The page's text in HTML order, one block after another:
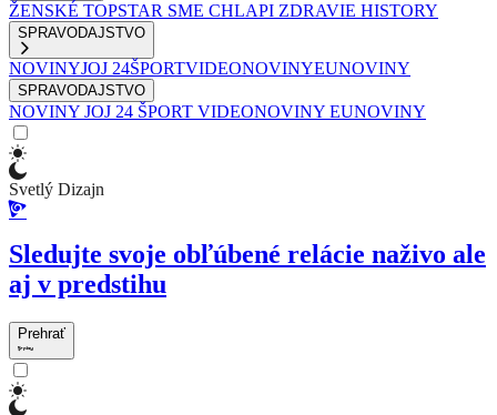
ŽENSKÉ TOPSTAR SME CHLAPI ZDRAVIE HISTORY
SPRAVODAJSTVO
NOVINYJOJ 24ŠPORTVIDEONOVINYEUNOVINY
SPRAVODAJSTVO
NOVINY JOJ 24 ŠPORT VIDEONOVINY EUNOVINY
Svetlý Dizajn
Sledujte svoje obľúbené relácie naživo ale
aj v predstihu
Prehrať